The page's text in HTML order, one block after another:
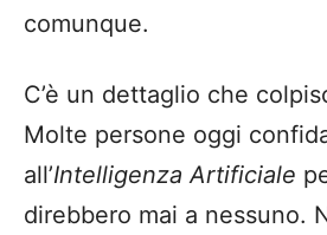
comunque.
C’è un dettaglio che
Molte persone oggi
all’Intelligenza Artificiale
direbbero mai a nessuno.